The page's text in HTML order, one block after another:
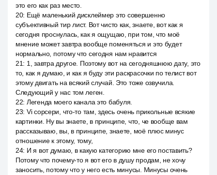
это его как раз место.
20: Ещё маленький дисклеймер это совершенно
субъективный тир лист. Вот чисто как, знаете, вот как я
сегодня проснулась, как я ощущаю, при том, что моё
мнение может завтра вообще поменяться и это будет
нормально, потому что сегодня нам нравится
21: 1, завтра другое. Поэтому вот на сегодняшнюю дату, это
то, как я думаю, и как я буду эти раскрасочки по телист вот
этому двигать на всякий случай. Это тоже озвучила.
Следующий у нас том леген.
22: Легенда моего канала это бабуля.
23: Vi сорсери, что-то там, здесь очень прикольные всякие
картинки. Ну вы знаете, в принципе, что, че вообще вам
рассказываю, вы, в принципе, знаете, моё плюс минус
отношение к этому, тому,
24: И я вот думаю, в какую категорию мне его поставить?
Потому что почему-то я вот его в душу продам, не хочу
заносить, потому что у него есть минусы. Минусы очень